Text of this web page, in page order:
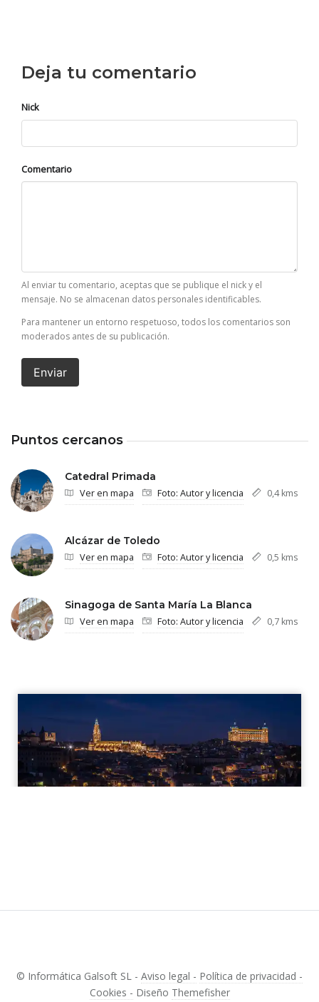
Deja tu comentario
Nick
Comentario
Al enviar tu comentario, aceptas que se publique el nick y el
mensaje. No se almacenan datos personales identificables.
Para mantener un entorno respetuoso, todos los comentarios son
moderados antes de su publicación.
Enviar
Puntos cercanos
Catedral Primada
Ver en mapa Foto: Autor y licencia 0,4 kms
Alcázar de Toledo
Ver en mapa Foto: Autor y licencia 0,5 kms
Sinagoga de Santa María La Blanca
Ver en mapa Foto: Autor y licencia 0,7 kms
© Informática Galsoft SL - Aviso legal - Política de privacidad -
Cookies - Diseño Themefisher